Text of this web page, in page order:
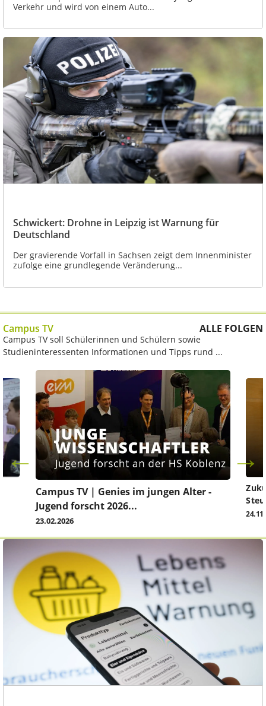
Verkehr und wird von einem Auto...
Schwickert: Drohne in Leipzig ist Warnung für
Deutschland
Der gravierende Vorfall in Sachsen zeigt dem Innenminister
zufolge eine grundlegende Veränderung...
Campus TV ALLE FOLGEN
Campus TV soll Schülerinnen und Schülern sowie
Studieninteressenten Informationen und Tipps rund ...
Campus TV | Genies im jungen Alter -
Jugend forscht 2026...
23.02.2026